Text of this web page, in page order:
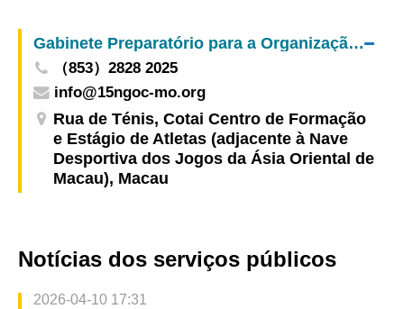
Gabinete Preparatório para a Organização da Zona de Competição de Macau da 15.ª edição dos Jogos Nacionais e da 12.ª edição dos Jogos Nacionais para Pessoas Portadoras de Deficiência e 9.ª edição dos Jogos Olímpicos Especiais Nacionais
（853）2828 2025
info@15ngoc-mo.org
Rua de Ténis, Cotai Centro de Formação
e Estágio de Atletas (adjacente à Nave
Desportiva dos Jogos da Ásia Oriental de
Macau), Macau
Notícias dos serviços públicos
2026-04-10 17:31